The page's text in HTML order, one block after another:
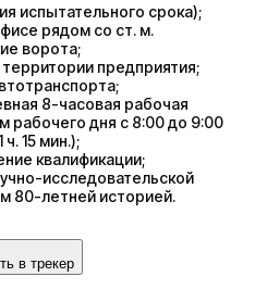
испытательного срока);
рядом со ст. м.
ворота;
предприятия;
8-часовая рабочая
рабочего дня с 8:00 до 9:00
15 мин.);
квалификации;
исследовательской
80-летней историей.
в трекер